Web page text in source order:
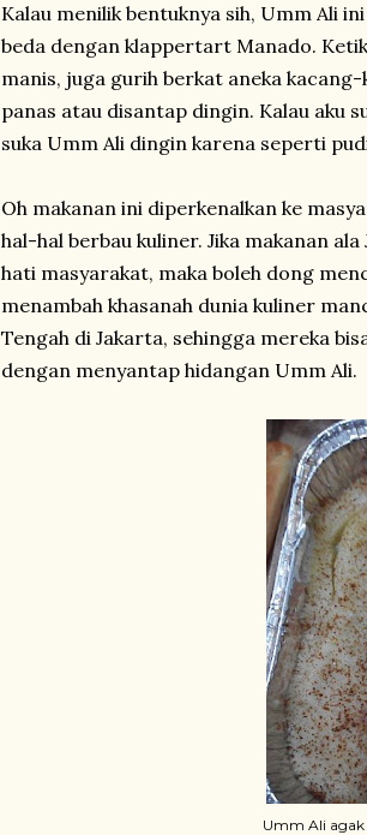
Kalau menilik bentuknya sih, Umm Ali
beda dengan klappertart Manado.
manis, juga gurih berkat aneka
panas atau disantap dingin. Kalau aku
suka Umm Ali dingin karena seperti
Oh makanan ini diperkenalkan ke
hal-hal berbau kuliner. Jika makanan
hati masyarakat, maka boleh dong
menambah khasanah dunia kuliner
Tengah di Jakarta, sehingga mereka
dengan menyantap hidangan Umm Ali.
Umm Ali